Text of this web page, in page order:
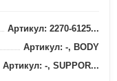
Артикул: 2270-6125...
Артикул: -, BODY
Артикул: -, SUPPOR...